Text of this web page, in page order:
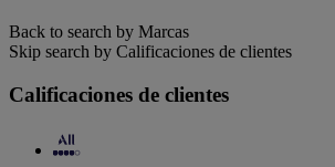
Back to search by Marcas
Skip search by Calificaciones de clientes
Calificaciones de clientes